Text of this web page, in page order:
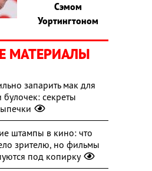
Сэмом
Уортингтоном
МАТЕРИАЛЫ
запарить мак для
булочек: секреты
штампы в кино: что
зрителю, но фильмы
под копирку